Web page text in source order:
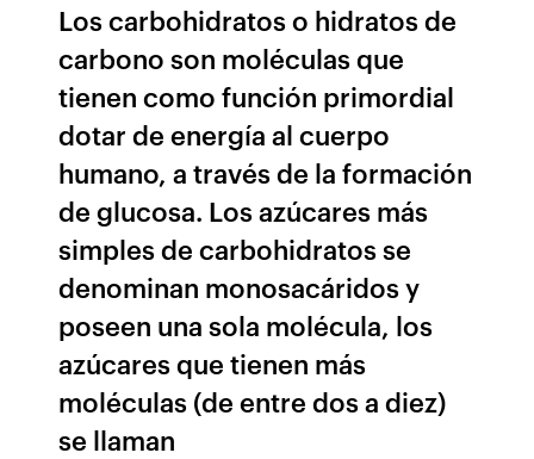
Los carbohidratos o hidratos de
carbono son moléculas que
tienen como función primordial
dotar de energía al cuerpo
humano, a través de la formación
de glucosa. Los azúcares más
simples de carbohidratos se
denominan monosacáridos y
poseen una sola molécula, los
azúcares que tienen más
moléculas (de entre dos a diez)
se llaman